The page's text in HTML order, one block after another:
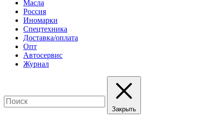
Масла
Россия
Иномарки
Спецтехника
Доставка/оплата
Опт
Автосервис
Журнал
Закрыть